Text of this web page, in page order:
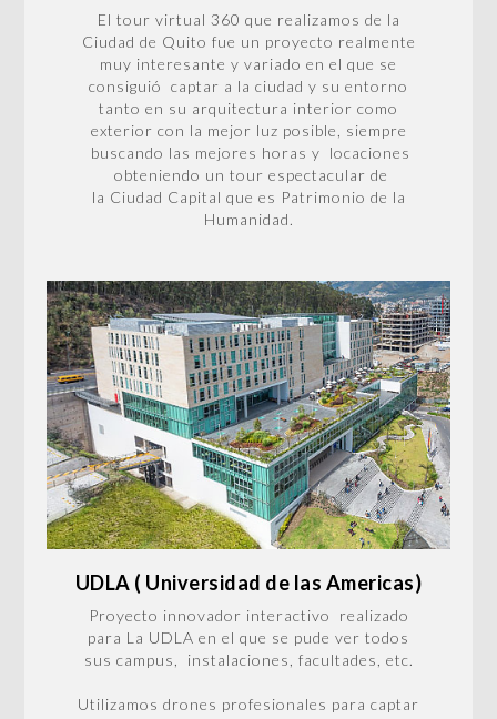
El tour virtual 360 que realizamos de la
Ciudad de Quito fue un proyecto realmente
muy interesante y variado en el que se
consiguió captar a la ciudad y su entorno
tanto en su arquitectura interior como
exterior con la mejor luz posible, siempre
buscando las mejores horas y locaciones
obteniendo un tour espectacular de
la Ciudad Capital que es Patrimonio de la
Humanidad.
UDLA ( Universidad de las Americas)
Proyecto innovador interactivo realizado
para La UDLA en el que se pude ver todos
sus campus, instalaciones, facultades, etc.
Utilizamos drones profesionales para captar